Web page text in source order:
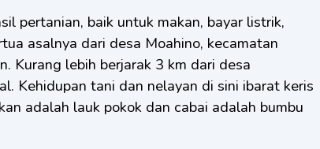
pertanian, baik untuk makan, bayar listrik,
asalnya dari desa Moahino, kecamatan
Kurang lebih berjarak 3 km dari desa
Kehidupan tani dan nelayan di sini ibarat keris
adalah lauk pokok dan cabai adalah bumbu